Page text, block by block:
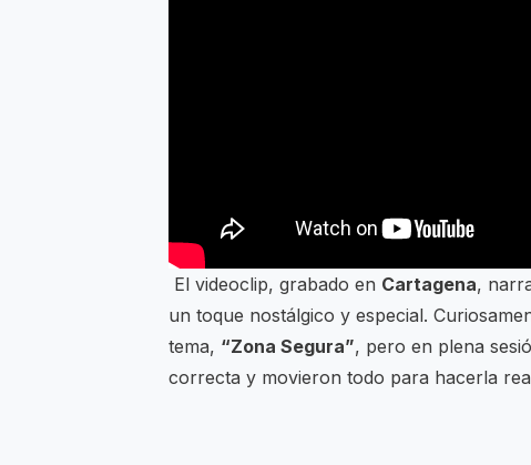
El videoclip, grabado en Cartagena,
un toque nostálgico y especial.
tema, “Zona Segura”, pero en plena
correcta y movieron todo para hacerla